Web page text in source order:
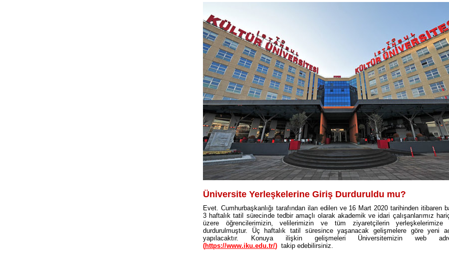
Üniversite Yerleşkelerine Giriş Durduruldu mu?
Evet. Cumhurbaşkanlığı tarafından ilan edilen ve 16 Mart 2020 tarihinden itibaren
3 haftalık tatil sürecinde tedbir amaçlı olarak akademik ve idari çalışanlarımız
üzere öğrencilerimizin, velilerimizin ve tüm ziyaretçilerin yerleşkelerimize
durdurulmuştur. Üç haftalık tatil süresince yaşanacak gelişmelere göre yeni
yapılacaktır. Konuya ilişkin gelişmeleri Üniversitemizin web
(https://www.iku.edu.tr/) takip edebilirsiniz.